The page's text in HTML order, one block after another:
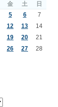
金 土
日
5 6
7
12 13
14
19 20
21
26 27
28